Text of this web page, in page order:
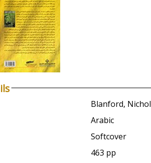
Blanford,
Arabic
Softcover
463 pp